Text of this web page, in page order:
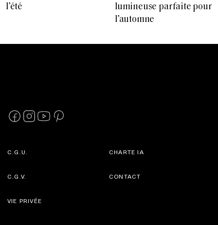
l’été
lumineuse parfaite pour
l’automne
C.G.U.
C.G.V.
CHARTE IA
CONTACT
VIE PRIVÉE